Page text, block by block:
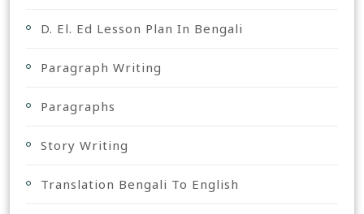
D. El. Ed Lesson Plan In Bengali
Paragraph Writing
Paragraphs
Story Writing
Translation Bengali To English